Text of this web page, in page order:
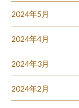
2024年5月
2024年4月
2024年3月
2024年2月